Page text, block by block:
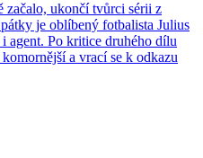
začalo, ukončí tvůrci sérii z
je oblíbený fotbalista Julius
agent. Po kritice druhého dílu
a vrací se k odkazu